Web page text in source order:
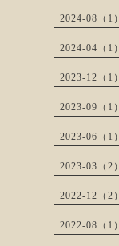
2024-08（1）
2024-04（1）
2023-12（1）
2023-09（1）
2023-06（1）
2023-03（2）
2022-12（2）
2022-08（1）